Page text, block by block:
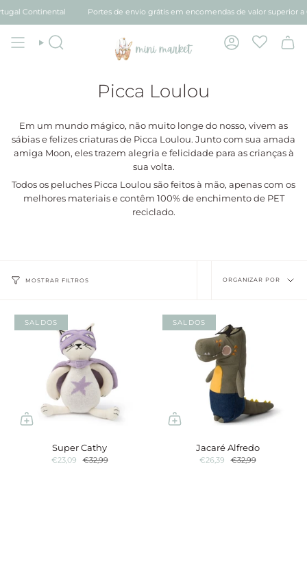
para
conteúdo
Continental Portes de envio grátis em encomendas de valor superior a
Pesquisar Conta
Picca Loulou
Em um mundo mágico, não muito longe do nosso, vivem as
sábias e felizes criaturas de Picca Loulou. Junto com sua amada
amiga Moon, eles trazem alegria e felicidade para as crianças à
sua volta.
Todos os peluches Picca Loulou são feitos à mão, apenas com os
melhores materiais e contêm 100% de enchimento de PET
reciclado.
MOSTRAR FILTROS ORGANIZAR POR
SALDOS
Super Cathy
€23,09 €32,99
SALDOS
Jacaré Alfredo
€26,39 €32,99